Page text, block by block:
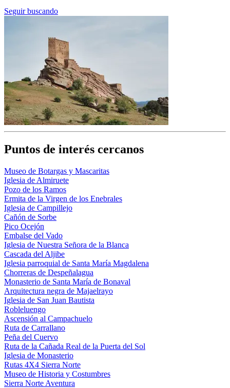
Seguir buscando
Puntos de interés cercanos
Museo de Botargas y Mascaritas
Iglesia de Almiruete
Pozo de los Ramos
Ermita de la Virgen de los Enebrales
Iglesia de Campillejo
Cañón de Sorbe
Pico Ocejón
Embalse del Vado
Iglesia de Nuestra Señora de la Blanca
Cascada del Aljibe
Iglesia parroquial de Santa María Magdalena
Chorreras de Despeñalagua
Monasterio de Santa María de Bonaval
Arquitectura negra de Majaelrayo
Iglesia de San Juan Bautista
Robleluengo
Ascensión al Campachuelo
Ruta de Carrallano
Peña del Cuervo
Ruta de la Cañada Real de la Puerta del Sol
Iglesia de Monasterio
Rutas 4X4 Sierra Norte
Museo de Historia y Costumbres
Sierra Norte Aventura